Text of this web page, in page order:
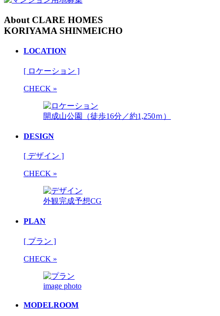
About CLARE HOMES
KORIYAMA SHINMEICHO
LOCATION
[ ロケーション ]
CHECK »
開成山公園（徒歩16分／約1,250ｍ）
DESIGN
[ デザイン ]
CHECK »
外観完成予想CG
PLAN
[ プラン ]
CHECK »
image photo
MODELROOM